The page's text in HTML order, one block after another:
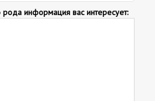
рода информация вас интересует: